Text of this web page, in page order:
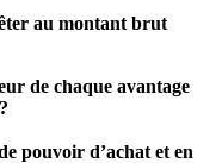
au montant brut
de chaque avantage
pouvoir d’achat et en